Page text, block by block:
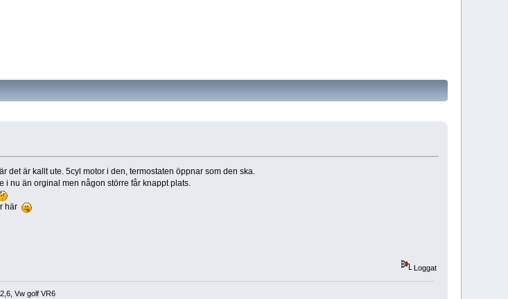
det är kallt ute. 5cyl motor i den, termostaten öppnar som den ska.
i nu än orginal men någon större får knappt plats.
här
Loggat
Vw golf VR6